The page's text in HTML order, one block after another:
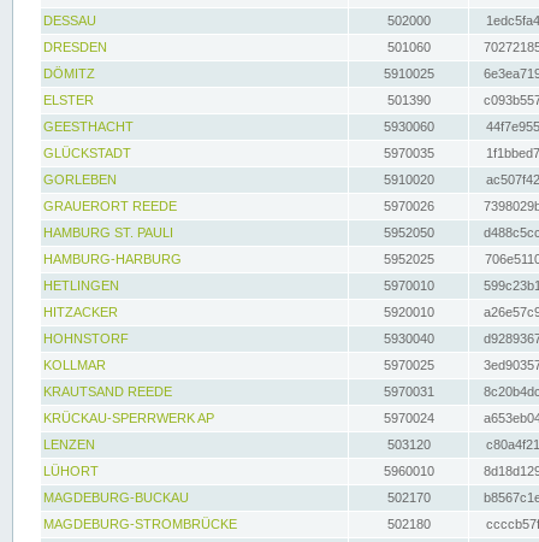
DESSAU
502000
DRESDEN
501060
DÖMITZ
5910025
ELSTER
501390
GEESTHACHT
5930060
GLÜCKSTADT
5970035
GORLEBEN
5910020
GRAUERORT REEDE
5970026
HAMBURG ST. PAULI
5952050
HAMBURG-HARBURG
5952025
HETLINGEN
5970010
HITZACKER
5920010
HOHNSTORF
5930040
KOLLMAR
5970025
KRAUTSAND REEDE
5970031
KRÜCKAU-SPERRWERK AP
5970024
LENZEN
503120
LÜHORT
5960010
MAGDEBURG-BUCKAU
502170
MAGDEBURG-STROMBRÜCKE
502180